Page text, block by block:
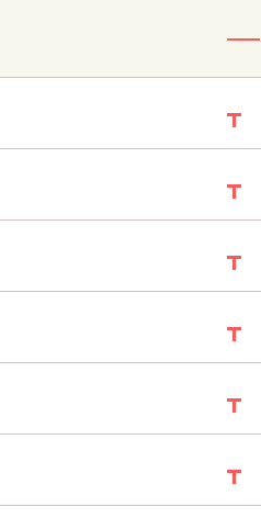
ングギフト)